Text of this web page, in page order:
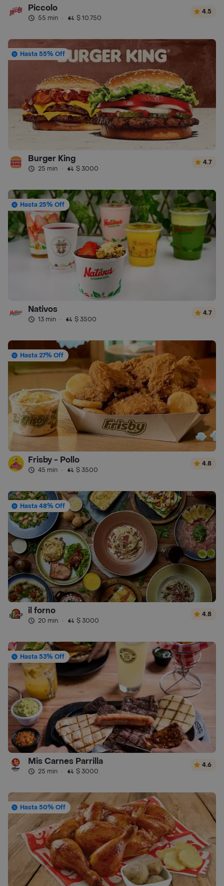
Piccolo
55 min · $ 10.750
4.5
Hasta 55% Off
Burger King
25 min · $ 3000
4.7
Hasta 25% Off
Nativos
13 min · $ 3500
4.7
Hasta 27% Off
Frisby - Pollo
45 min · $ 3500
4.8
Hasta 48% Off
il forno
20 min · $ 3000
4.8
Hasta 53% Off
Mis Carnes Parrilla
25 min · $ 3000
4.6
Hasta 50% Off